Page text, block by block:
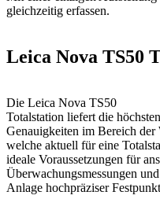
gleichzeitig erfassen.
Leica Nova TS50
Die Leica Nova TS50
Totalstation liefert die höchsten
Genauigkeiten im Bereich der
welche aktuell für eine
ideale Voraussetzungen für
Überwachungsmessungen
Anlage hochpräziser